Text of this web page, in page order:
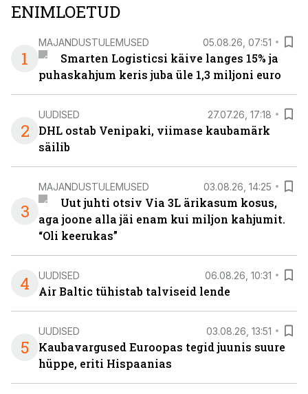
ENIMLOETUD
1
MAJANDUSTULEMUSED 05.08.26, 07:51
Smarten Logisticsi käive langes 15% ja
puhaskahjum keris juba üle 1,3 miljoni euro
2
UUDISED 27.07.26, 17:18
DHL ostab Venipaki, viimase kaubamärk
säilib
3
MAJANDUSTULEMUSED 03.08.26, 14:25
Uut juhti otsiv Via 3L ärikasum kosus,
aga joone alla jäi enam kui miljon kahjumit.
“Oli keerukas”
4 UUDISED 06.08.26, 10:31
Air Baltic tühistab talviseid lende
5
UUDISED 03.08.26, 13:51
Kaubavargused Euroopas tegid juunis suure
hüppe, eriti Hispaanias